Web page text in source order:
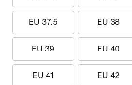
EU 37.5 EU 38
EU 39 EU 40
EU 41 EU 42